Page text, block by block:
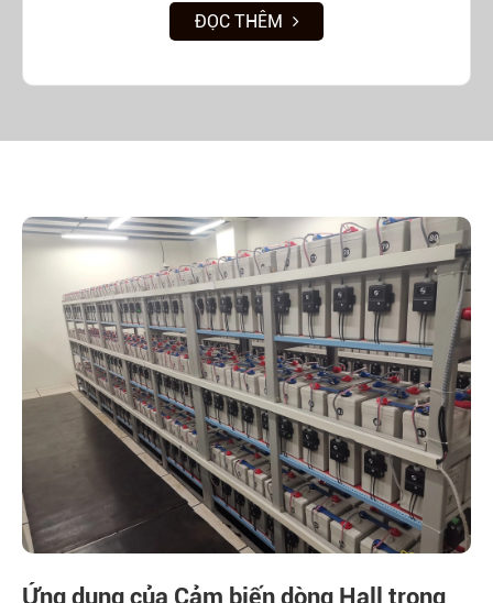
ĐỌC THÊM
Ứng dụng của Cảm biến dòng Hall trong